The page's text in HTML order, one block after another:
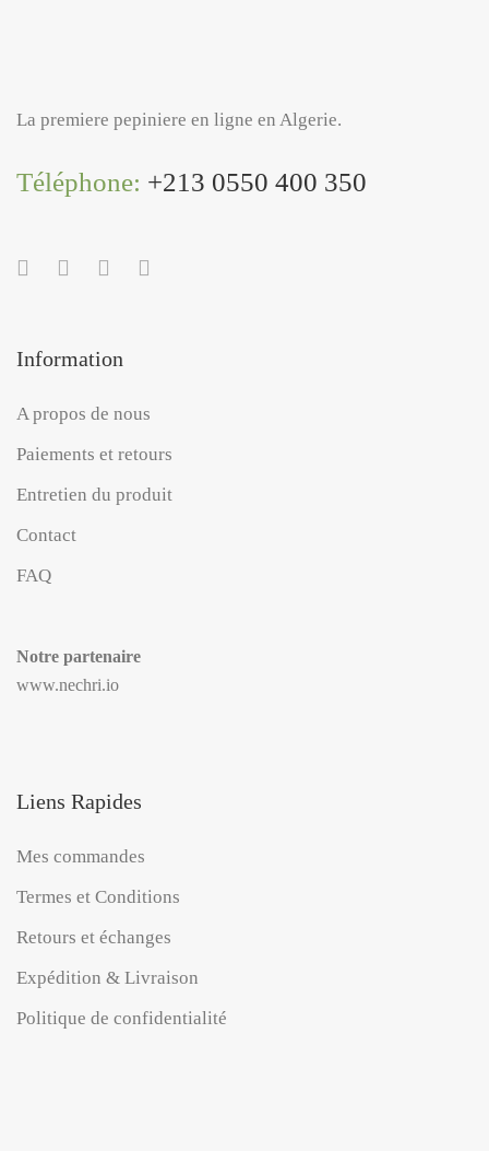
La premiere pepiniere en ligne en Algerie.
Téléphone: +213 0550 400 350
Information
A propos de nous
Paiements et retours
Entretien du produit
Contact
FAQ
Notre partenaire
www.nechri.io
Liens Rapides
Mes commandes
Termes et Conditions
Retours et échanges
Expédition & Livraison
Politique de confidentialité